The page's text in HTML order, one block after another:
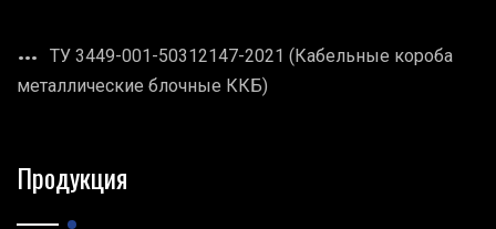
ТУ 3449-001-50312147-2021 (Кабельные короба
металлические блочные ККБ)
Продукция